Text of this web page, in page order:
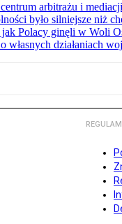
arbitrażu i
było silniejsze niż
jak Polacy ginęli w Woli
działaniach